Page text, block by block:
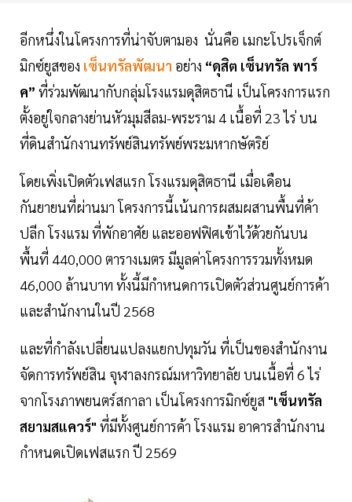
อีกหนึ่งในโครงการที่น่าจับตามอง นั่นคือ เมกะโปรเจ็กต์
มิกซ์ยูสของ เซ็นทรัลพัฒนา อย่าง “ดุสิต เซ็นทรัล พาร์
ค” ที่ร่วมพัฒนากับกลุ่มโรงแรมดุสิตธานี เป็นโครงการแรก
ตั้งอยู่ใจกลางย่านหัวมุมสีลม-พระราม 4 เนื้อที่ 23 ไร่ บน
ที่ดินสำนักงานทรัพย์สินทรัพย์พระมหากษัตริย์
โดยเพิ่งเปิดตัวเฟสแรก โรงแรมดุสิตธานี เมื่อเดือน
กันยายนที่ผ่านมา โครงการนี้เน้นการผสมผสานพื้นที่ค้า
ปลีก โรงแรม ที่พักอาศัย และออฟฟิศเข้าไว้ด้วยกันบน
พื้นที่ 440,000 ตารางเมตร มีมูลค่าโครงการรวมทั้งหมด
46,000 ล้านบาท ทั้งนี้มีกำหนดการเปิดตัวส่วนศูนย์การค้า
และสำนักงานในปี 2568
และที่กำลังเปลี่ยนแปลงแยกปทุมวัน ที่เป็นของสำนักงาน
จัดการทรัพย์สิน จุฬาลงกรณ์มหาวิทยาลัย บนเนื้อที่ 6 ไร่
จากโรงภาพยนตร์สกาลา เป็นโครงการมิกซ์ยูส "เซ็นทรัล
สยามสแควร์" ที่มีทั้งศูนย์การค้า โรงแรม อาคารสำนักงาน
กำหนดเปิดเฟสแรก ปี 2569